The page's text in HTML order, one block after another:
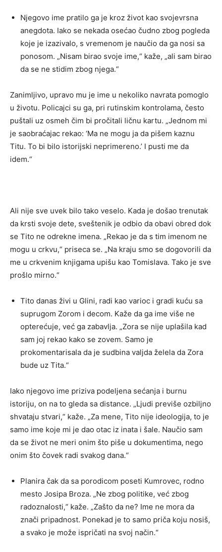
Njegovo ime pratilo ga je kroz život kao svojevrsna
anegdota. Iako se nekada osećao čudno zbog pogleda
koje je izazivalo, s vremenom je naučio da ga nosi sa
ponosom. „Nisam birao svoje ime,“ kaže, „ali sam birao
da se ne stidim zbog njega.“
Zanimljivo, upravo mu je ime u nekoliko navrata pomoglo
u životu. Policajci su ga, pri rutinskim kontrolama, često
puštali uz osmeh čim bi pročitali ličnu kartu. „Jednom mi
je saobraćajac rekao: ‘Ma ne mogu ja da pišem kaznu
Titu. To bi bilo istorijski neprimereno.’ I pusti me da
idem.“
Ali nije sve uvek bilo tako veselo. Kada je došao trenutak
da krsti svoje dete, sveštenik je odbio da obavi obred dok
se Tito ne odrekne imena. „Rekao je da s tim imenom ne
mogu u crkvu,“ priseca se. „Na kraju smo se dogovorili da
me u crkvenim knjigama upišu kao Tomislava. Tako je sve
prošlo mirno.“
Tito danas živi u Glini, radi kao varioc i gradi kuću sa
suprugom Zorom i decom. Kaže da ga ime više ne
opterećuje, već ga zabavlja. „Zora se nije uplašila kad
sam joj rekao kako se zovem. Samo je
prokomentarisala da je sudbina valjda želela da Zora
bude uz Tita.“
Iako njegovo ime priziva podeljena sećanja i burnu
istoriju, on na to gleda sa distance. „Ljudi previše ozbiljno
shvataju stvari,“ kaže. „Za mene, Tito nije ideologija, to je
samo ime koje mi je dao otac iz inata i šale. Naučio sam
da se život ne meri onim što piše u dokumentima, nego
onim što čovek radi svakog dana.“
Planira čak da sa porodicom poseti Kumrovec, rodno
mesto Josipa Broza. „Ne zbog politike, već zbog
radoznalosti,“ kaže. „Zašto da ne? Ime ne mora da
znači pripadnost. Ponekad je to samo priča koju nosiš,
a svako je može ispričati na svoj način.“